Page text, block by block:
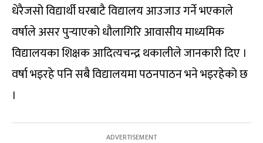
धेरैजसो विद्यार्थी घरबाटै विद्यालय आउजाउ गर्ने भएकाले
वर्षाले असर पुर्‍याएको धौलागिरि आवासीय माध्यमिक
विद्यालयका शिक्षक आदित्यचन्द्र थकालीले जानकारी दिए ।
वर्षा भइरहे पनि सबै विद्यालयमा पठनपाठन भने भइरहेको छ
।